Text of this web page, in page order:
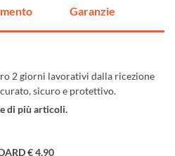
Garanzie
2 giorni lavorativi dalla ricezione
sicuro e protettivo.
di più articoli.
€ 4,90